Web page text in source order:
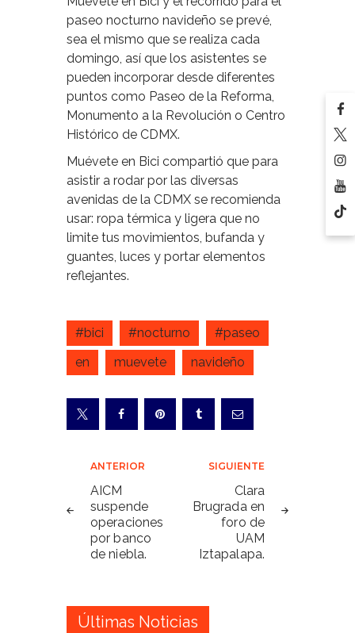
paseo nocturno navideño se prevé,
sea el mismo que se realiza cada
domingo, así que los asistentes se
pueden incorporar desde diferentes
puntos como Paseo de la Reforma,
Monumento a la Revolución o Centro
Histórico de CDMX.
Muévete en Bici compartió que para
asistir a rodar por las diversas
avenidas de la CDMX se recomienda
usar: ropa térmica y ligera que no
limite tus movimientos, bufanda y
guantes, luces y portar elementos
reflejantes.
#bici #nocturno
#paseo
en
muevete navideño
Navegación
de
entradas
ANTERIOR
AICM
suspende
operaciones
por banco
de niebla.
SIGUIENTE
Clara
Brugrada en
foro de
UAM
Iztapalapa.
Últimas Noticias